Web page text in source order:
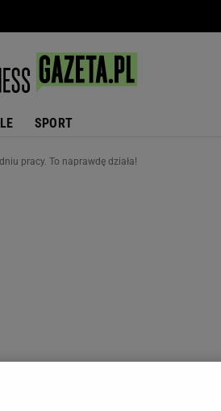
SPORT
pracy. To naprawdę działa!